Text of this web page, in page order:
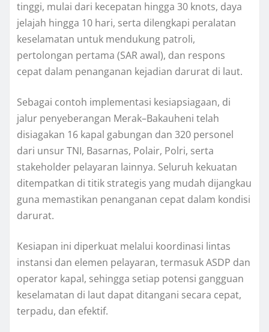
tinggi, mulai dari kecepatan hingga 30 knots, daya
jelajah hingga 10 hari, serta dilengkapi peralatan
keselamatan untuk mendukung patroli,
pertolongan pertama (SAR awal), dan respons
cepat dalam penanganan kejadian darurat di laut.
Sebagai contoh implementasi kesiapsiagaan, di
jalur penyeberangan Merak–Bakauheni telah
disiagakan 16 kapal gabungan dan 320 personel
dari unsur TNI, Basarnas, Polair, Polri, serta
stakeholder pelayaran lainnya. Seluruh kekuatan
ditempatkan di titik strategis yang mudah dijangkau
guna memastikan penanganan cepat dalam kondisi
darurat.
Kesiapan ini diperkuat melalui koordinasi lintas
instansi dan elemen pelayaran, termasuk ASDP dan
operator kapal, sehingga setiap potensi gangguan
keselamatan di laut dapat ditangani secara cepat,
terpadu, dan efektif.